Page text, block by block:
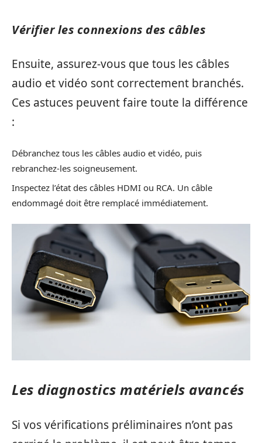
Vérifier les connexions des câbles
Ensuite, assurez-vous que tous les câbles
audio et vidéo sont correctement branchés.
Ces astuces peuvent faire toute la différence
:
Débranchez tous les câbles audio et vidéo, puis
rebranchez-les soigneusement.
Inspectez l’état des câbles HDMI ou RCA. Un câble
endommagé doit être remplacé immédiatement.
Les diagnostics matériels avancés
Si vos vérifications préliminaires n’ont pas